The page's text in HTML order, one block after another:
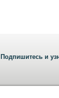
Подпишитесь и